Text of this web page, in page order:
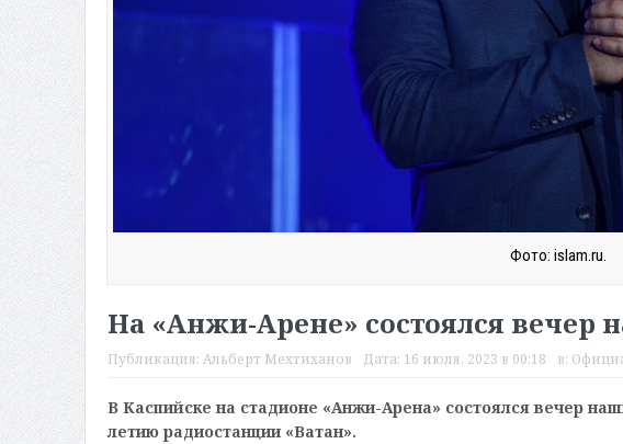
Фото: islam.ru.
На «Анжи-Арене» состоялся вечер
Публикация: Альберт Мехтиханов Дата: 16 июля, 2023 в 00:18 в:
В Каспийске на стадионе «Анжи-Арена» состоялся вечер
летию радиостанции «Ватан».